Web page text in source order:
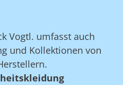
Vogtl. umfasst auch
und Kollektionen von